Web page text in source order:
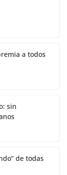
a todos
sin
de todas